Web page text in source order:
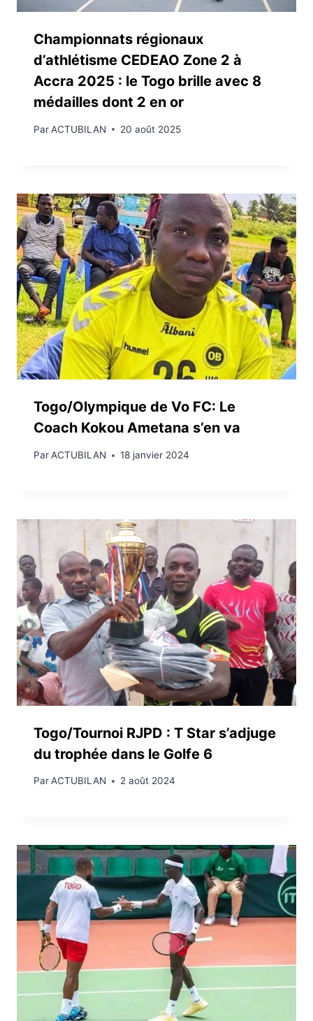
Championnats régionaux
d’athlétisme CEDEAO Zone 2 à
Accra 2025 : le Togo brille avec 8
médailles dont 2 en or
ParACTUBILAN 20 août 2025
Togo/Olympique de Vo FC: Le
Coach Kokou Ametana s’en va
ParACTUBILAN 18 janvier 2024
Togo/Tournoi RJPD : T Star s’adjuge
du trophée dans le Golfe 6
ParACTUBILAN 2 août 2024